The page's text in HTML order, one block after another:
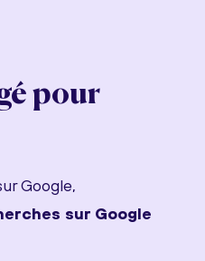
pour
Google,
sur Google